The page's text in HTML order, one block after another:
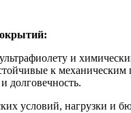
и
к механическим
долговечность.
условий, нагрузки и